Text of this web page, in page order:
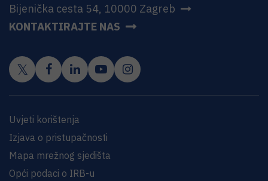
Bijenička cesta 54, 10000 Zagreb
KONTAKTIRAJTE NAS
Uvjeti korištenja
Izjava o pristupačnosti
Mapa mrežnog sjedišta
Opći podaci o IRB-u